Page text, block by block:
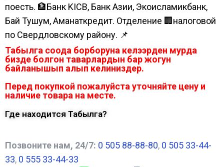
поесть. 🏦Банк KICB, Банк Азии, Экоисламикбанк,
Бай Тушум, Аманаткредит. Отделение 🏢налоговой
по Свердловскому району. 📌
Табылга соода борборуна келээрден мурда
бизде болгон таварлардын бар жогун
байланышып алып келиниздер.
Перед покупкой пожалуйста уточняйте цену и
наличие товара на месте.
Где находится Табылга?
Позвоните нам, 24/7: 0 505 88-88-80, 0 505 33-44-
33, 0 555 33-44-33